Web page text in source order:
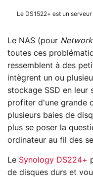
Le DS1522+ est un
Le NAS (pour
toutes ces
ressemblent à des
intègrent un ou
stockage SSD en leur
profiter d'une grande
plusieurs baies de
plus se poser la
ordinateur au fil des
Le Synology DS224+
de disques durs et